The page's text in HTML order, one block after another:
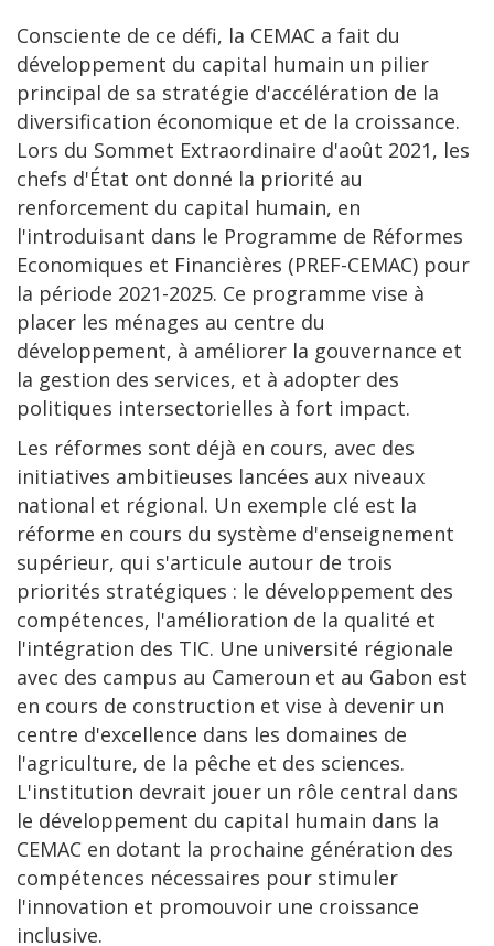
Consciente de ce défi, la CEMAC a fait du
développement du capital humain un pilier
principal de sa stratégie d'accélération de la
diversification économique et de la croissance.
Lors du Sommet Extraordinaire d'août 2021, les
chefs d'État ont donné la priorité au
renforcement du capital humain, en
l'introduisant dans le Programme de Réformes
Economiques et Financières (PREF-CEMAC) pour
la période 2021-2025. Ce programme vise à
placer les ménages au centre du
développement, à améliorer la gouvernance et
la gestion des services, et à adopter des
politiques intersectorielles à fort impact.
Les réformes sont déjà en cours, avec des
initiatives ambitieuses lancées aux niveaux
national et régional. Un exemple clé est la
réforme en cours du système d'enseignement
supérieur, qui s'articule autour de trois
priorités stratégiques : le développement des
compétences, l'amélioration de la qualité et
l'intégration des TIC. Une université régionale
avec des campus au Cameroun et au Gabon est
en cours de construction et vise à devenir un
centre d'excellence dans les domaines de
l'agriculture, de la pêche et des sciences.
L'institution devrait jouer un rôle central dans
le développement du capital humain dans la
CEMAC en dotant la prochaine génération des
compétences nécessaires pour stimuler
l'innovation et promouvoir une croissance
inclusive.